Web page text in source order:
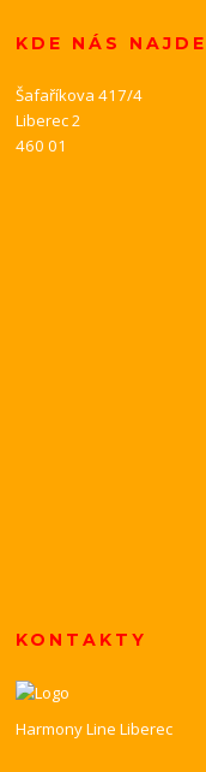
KDE NÁS
Šafaříkova 417/4
Liberec 2
460 01
KONTAKTY
Harmony Line Liberec